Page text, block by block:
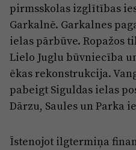
pirmsskolas izglītības
Garkalnē. Garkalnes
ielas pārbūve. Ropažos
Lielo Juglu būvniecība
ēkas rekonstrukcija.
pabeigt Siguldas ielas
Dārzu, Saules un Parka
Īstenojot ilgtermiņa